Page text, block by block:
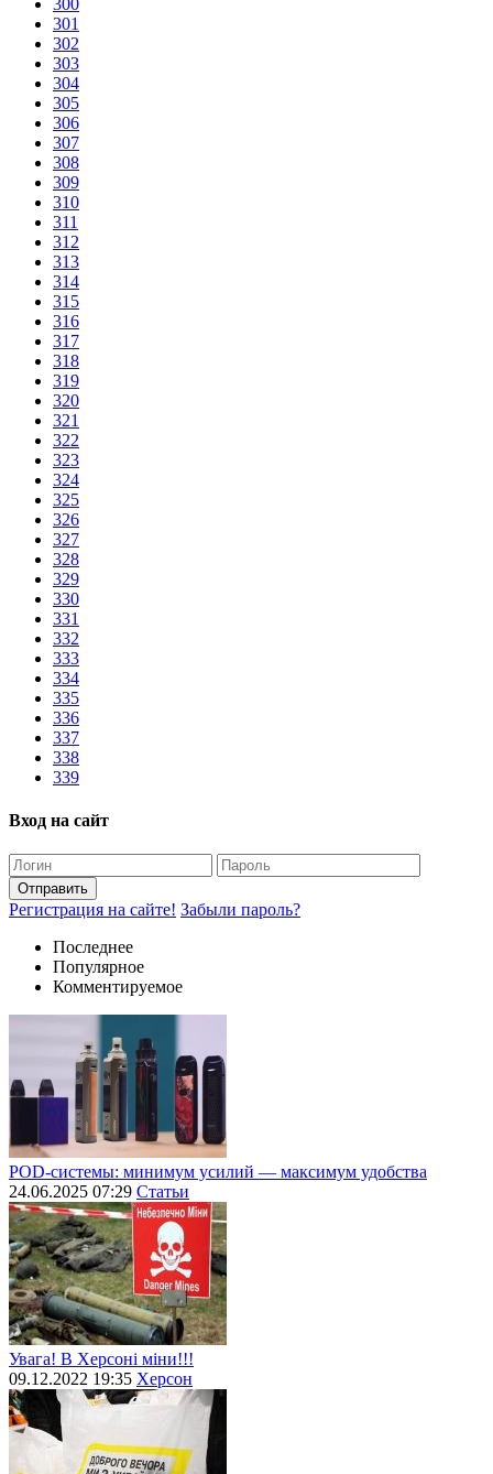
301
302
303
304
305
306
307
308
309
310
311
312
313
314
315
316
317
318
319
320
321
322
323
324
325
326
327
328
329
330
331
332
333
334
335
336
337
338
339
Вход на сайт
Отправить
Регистрация на сайте! Забыли пароль?
Последнее
Популярное
Комментируемое
POD-системы: минимум усилий — максимум удобства
24.06.2025 07:29 Статьи
Увага! В Херсоні міни!!!
09.12.2022 19:35 Херсон